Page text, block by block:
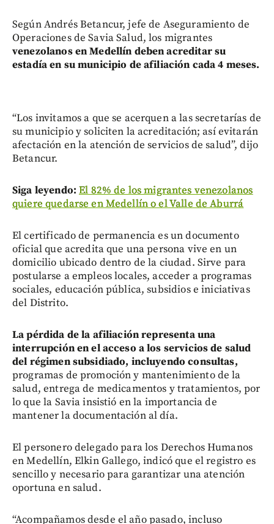
Según Andrés Betancur, jefe de Aseguramiento de
Operaciones de Savia Salud, los migrantes
venezolanos en Medellín deben acreditar su
estadía en su municipio de afiliación cada 4 meses.
“Los invitamos a que se acerquen a las secretarías de
su municipio y soliciten la acreditación; así evitarán
afectación en la atención de servicios de salud”, dijo
Betancur.
Siga leyendo:El 82% de los migrantes venezolanos
quiere quedarse en Medellín o el Valle de Aburrá
El certificado de permanencia es un documento
oficial que acredita que una persona vive en un
domicilio ubicado dentro de la ciudad. Sirve para
postularse a empleos locales, acceder a programas
sociales, educación pública, subsidios e iniciativas
del Distrito.
La pérdida de la afiliación representa una
interrupción en el acceso a los servicios de salud
del régimen subsidiado, incluyendo consultas,
programas de promoción y mantenimiento de la
salud, entrega de medicamentos y tratamientos, por
lo que la Savia insistió en la importancia de
mantener la documentación al día.
El personero delegado para los Derechos Humanos
en Medellín, Elkin Gallego, indicó que el registro es
sencillo y necesario para garantizar una atención
oportuna en salud.
“Acompañamos desde el año pasado, incluso